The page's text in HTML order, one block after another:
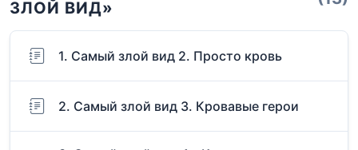
ЗЛОЙ ВИД»
1. Самый злой вид 2. Просто кровь
2. Самый злой вид 3. Кровавые герои